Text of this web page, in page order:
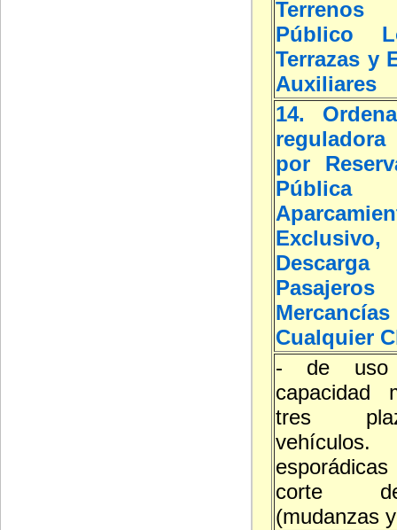
Público
Terrazas y
Auxiliares
14.
por
Cualquier
- de uso
capacidad
tres
vehículos.
corte
(mudanzas